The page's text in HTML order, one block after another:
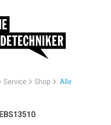
Service Shop Alle
EBS13510